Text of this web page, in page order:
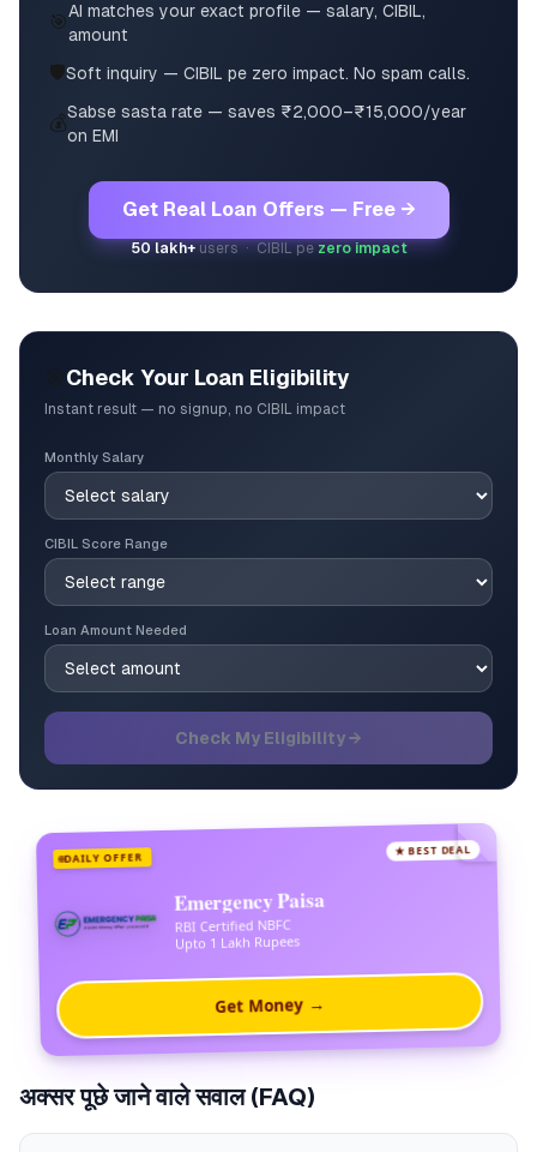
🎯AI matches your exact profile — salary, CIBIL,
amount
🛡️Soft inquiry — CIBIL pe zero impact. No spam calls.
💰Sabse sasta rate — saves ₹2,000–₹15,000/year
on EMI
Get Real Loan Offers — Free →
50 lakh+users · CIBIL pezero impact
Check Your Loan Eligibility
Instant result — no signup, no CIBIL impact
Monthly Salary
CIBIL Score Range
Loan Amount Needed
Check My Eligibility →
DAILY OFFER ★ BEST DEAL
Emergency Paisa
RBI Certified NBFC
Upto 1 Lakh Rupees
Get Money →
अक्सर पूछे जाने वाले सवाल (FAQ)